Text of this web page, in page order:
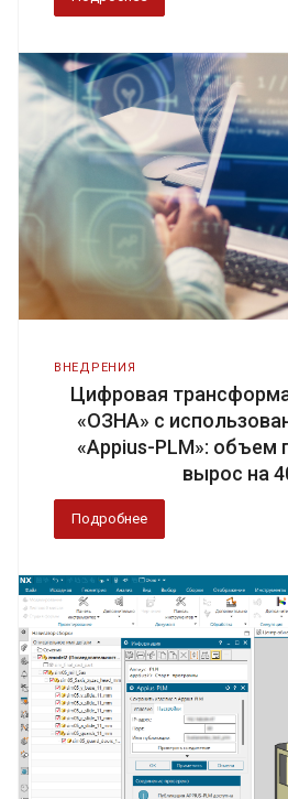
ВНЕДРЕНИЯ
Цифровая
«ОЗНА» с
«Appius-PLM»: объем
вырос на
Подробнее